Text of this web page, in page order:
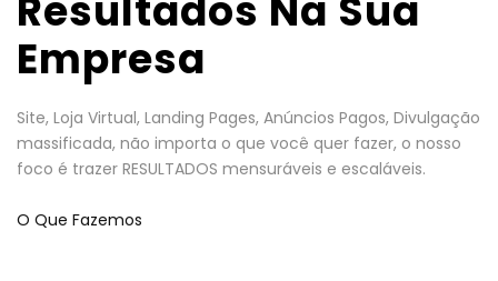
Resultados Na Sua
Empresa
Site, Loja Virtual, Landing Pages, Anúncios Pagos, Divulgação
massificada, não importa o que você quer fazer, o nosso
foco é trazer RESULTADOS mensuráveis e escaláveis.
O Que Fazemos